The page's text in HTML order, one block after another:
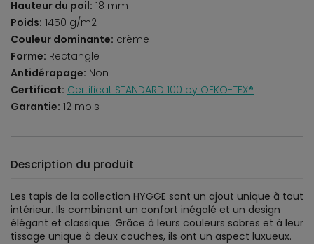
Hauteur du poil: 18 mm
Poids: 1450 g/m2
Couleur dominante: crème
Forme: Rectangle
Antidérapage: Non
Certificat: Certificat STANDARD 100 by OEKO-TEX®
Garantie: 12 mois
Description du produit
Les tapis de la collection HYGGE sont un ajout unique à tout
intérieur. Ils combinent un confort inégalé et un design
élégant et classique. Grâce à leurs couleurs sobres et à leur
tissage unique à deux couches, ils ont un aspect luxueux.